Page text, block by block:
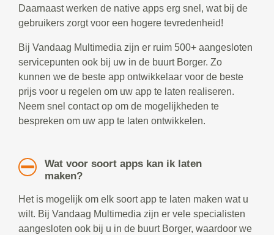
Daarnaast werken de native apps erg snel, wat bij de
gebruikers zorgt voor een hogere tevredenheid!
Bij Vandaag Multimedia zijn er ruim 500+ aangesloten
servicepunten ook bij uw in de buurt Borger. Zo
kunnen we de beste app ontwikkelaar voor de beste
prijs voor u regelen om uw app te laten realiseren.
Neem snel contact op om de mogelijkheden te
bespreken om uw app te laten ontwikkelen.
Wat voor soort apps kan ik laten
maken?
Het is mogelijk om elk soort app te laten maken wat u
wilt. Bij Vandaag Multimedia zijn er vele specialisten
aangesloten ook bij u in de buurt Borger, waardoor we